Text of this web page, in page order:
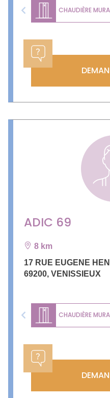
CHAUDIÈRE
Previous
ADIC 69
8 km
17 RUE EUGENE
69200, VENISSIEUX
CHAUDIÈRE
Previous